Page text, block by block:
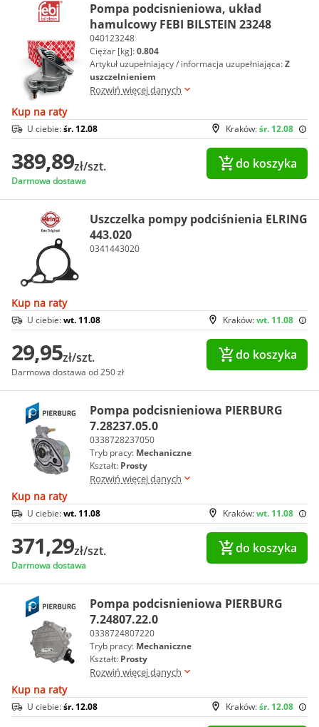
Pompa podcisnieniowa, układ
hamulcowy FEBI BILSTEIN 23248
040123248
Ciężar [kg]:0.804
Artykuł uzupełniający / informacja uzupełniająca:Z
uszczelnieniem
Rozwiń więcej danych
Kup na raty
Kraków:śr. 12.08
U ciebie:śr. 12.08
389,89zł/szt.
Darmowa dostawa
do koszyka
Uszczelka pompy podciśnienia ELRING
443.020
0341443020
Kup na raty
Kraków:wt. 11.08
U ciebie:wt. 11.08
29,95zł/szt.
Darmowa dostawa od 250 zł
do koszyka
Pompa podcisnieniowa PIERBURG
7.28237.05.0
0338728237050
Tryb pracy: Mechaniczne
Kształt: Prosty
Rozwiń więcej danych
Kup na raty
Kraków:wt. 11.08
U ciebie:wt. 11.08
371,29zł/szt.
Darmowa dostawa
do koszyka
Pompa podcisnieniowa PIERBURG
7.24807.22.0
0338724807220
Tryb pracy: Mechaniczne
Kształt: Prosty
Rozwiń więcej danych
Kup na raty
Kraków:śr. 12.08
U ciebie:śr. 12.08